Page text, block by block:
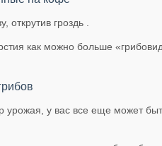
гроздь .
как можно больше
урожая, у вас все еще может